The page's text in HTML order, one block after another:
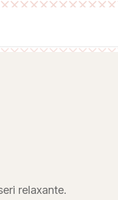
relaxante.